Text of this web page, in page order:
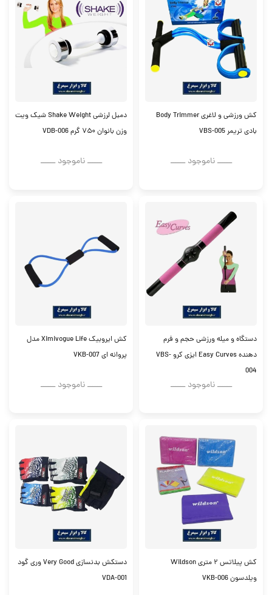
کش ورزشی و لاغری Body Trimmer
بادی تریمر VBS-005
ــــــ ناموجود ــــــ
دمبل لرزشی Shake Weight شیک ویت
وزن بانوان ۷۵۰ گرم VDB-006
ــــــ ناموجود ــــــ
دستگاه و میله ورزشی حجم و فرم
دهنده Easy Curves ایزی کرو VBS-
004
ــــــ ناموجود ــــــ
کش ایروبیک Ximivogue Life مدل
پروانه ای VKB-007
ــــــ ناموجود ــــــ
کش پیلاتس ۲ متری Wildson
ویلدسون VKB-006
دستکش بدنسازی Very Good وری گود
VDA-001